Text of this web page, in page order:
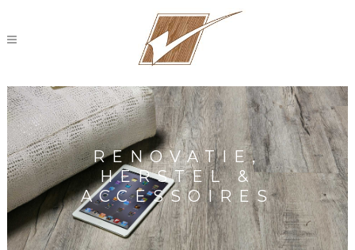
RENOVATIE,
HERSTEL &
ACCESSOIRES